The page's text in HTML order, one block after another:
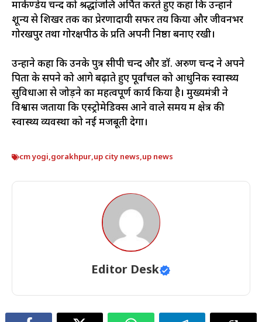
मार्कण्डेय चन्द को श्रद्धांजलि अर्पित करते हुए कहा कि उन्होंने
शून्य से शिखर तक का प्रेरणादायी सफर तय किया और जीवनभर
गोरखपुर तथा गोरक्षपीठ के प्रति अपनी निष्ठा बनाए रखी।
उन्होंने कहा कि उनके पुत्र सीपी चन्द और डॉ. अरुण चन्द ने अपने
पिता के सपने को आगे बढ़ाते हुए पूर्वांचल को आधुनिक स्वास्थ्य
सुविधाओं से जोड़ने का महत्वपूर्ण कार्य किया है। मुख्यमंत्री ने
विश्वास जताया कि एस्ट्रोमेडिक्स आने वाले समय में क्षेत्र की
स्वास्थ्य व्यवस्था को नई मजबूती देगा।
cm yogi,gorakhpur,up city news,up news
Editor Desk